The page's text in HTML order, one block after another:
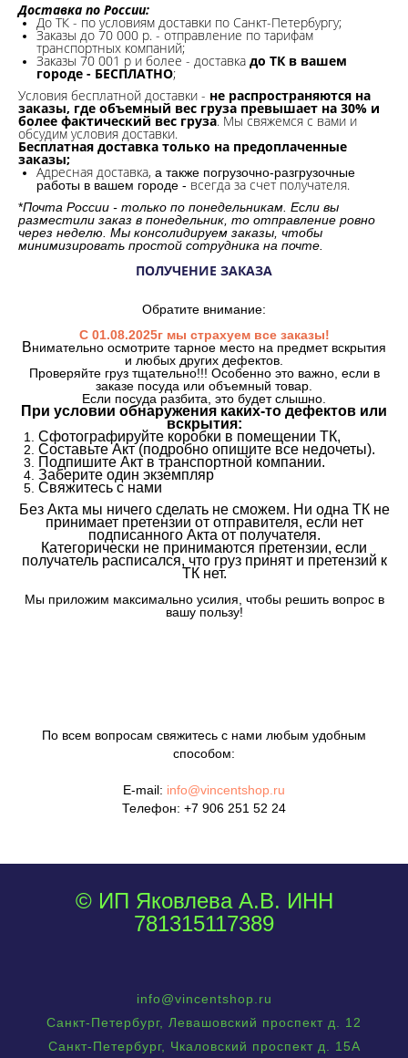
Доставка по России:
До ТК - по условиям доставки по Санкт-Петербургу;
Заказы до 70 000 р. - отправление по тарифам
транспортных компаний;
Заказы 70 001 р и более - доставка до ТК в вашем
городе - БЕСПЛАТНО;
Условия бесплатной доставки - не распространяются на
заказы, где объемный вес груза превышает на 30% и
более фактический вес груза. Мы свяжемся с вами и
обсудим условия доставки.
Бесплатная доставка только на предоплаченные
заказы;
Адресная доставка, а также погрузочно-разгрузочные
работы в вашем городе - всегда за счет получателя.
*Почта России - только по понедельникам. Если вы
разместили заказ в понедельник, то отправление ровно
через неделю. Мы консолидируем заказы, чтобы
минимизировать простой сотрудника на почте.
ПОЛУЧЕНИЕ ЗАКАЗА
Обратите внимание:
С 01.08.2025г мы страхуем все заказы!
Внимательно осмотрите тарное место на предмет вскрытия
и любых других дефектов.
Проверяйте груз тщательно!!! Особенно это важно, если в
заказе посуда или объемный товар.
Если посуда разбита, это будет слышно.
При условии обнаружения каких-то дефектов или
вскрытия:
Сфотографируйте коробки в помещении ТК,
Составьте Акт (подробно опишите все недочеты).
Подпишите Акт в транспортной компании.
Заберите один экземпляр
Свяжитесь с нами
Без Акта мы ничего сделать не сможем. Ни одна ТК не
принимает претензии от отправителя, если нет
подписанного Акта от получателя.
Категорически не принимаются претензии, если
получатель расписался, что груз принят и претензий к
ТК нет.
Мы приложим максимально усилия, чтобы решить вопрос в
вашу пользу!
По всем вопросам свяжитесь с нами любым удобным
способом:
E-mail: info@vincentshop.ru
Телефон: +7 906 251 52 24
© ИП Яковлева А.В. ИНН
781315117389
info@vincentshop.ru
Санкт-Петербург, Левашовский проспект д. 12
Санкт-Петербург, Чкаловский проспект д. 15А